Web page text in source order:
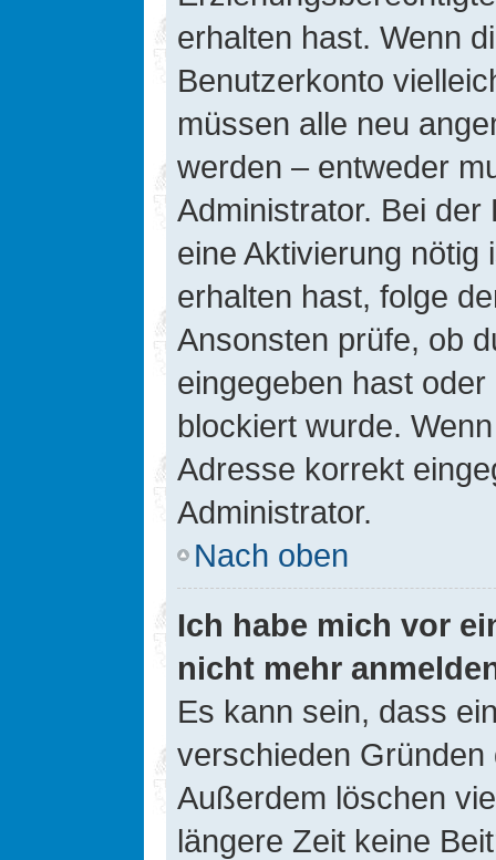
erhalten hast. Wenn
Benutzerkonto
müssen alle neu
werden – entweder
Administrator. Bei
eine Aktivierung nötig
erhalten hast, folge
Ansonsten prüfe, ob
eingegeben hast
blockiert wurde.
Adresse korrekt
Administrator.
Nach oben
Ich habe mich vor
nicht mehr
Es kann sein, dass
verschieden
Außerdem löschen
längere Zeit keine